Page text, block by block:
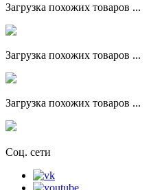
Загрузка похожих товаров ...
Загрузка похожих товаров ...
Загрузка похожих товаров ...
Соц. сети